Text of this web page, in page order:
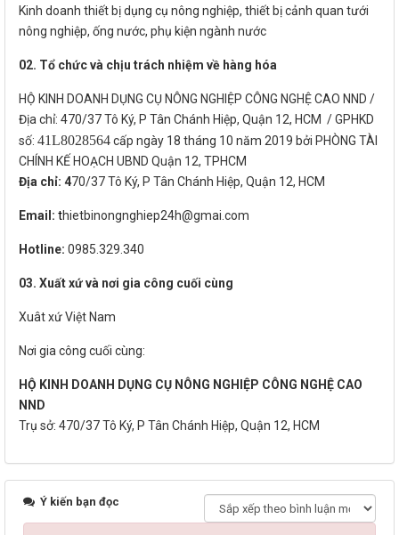
Kinh doanh thiết bị dụng cụ nông nghiệp, thiết bị cảnh quan tưới
nông nghiệp, ống nước, phụ kiện ngành nước
02. Tổ chức và chịu trách nhiệm về hàng hóa
HỘ KINH DOANH DỤNG CỤ NÔNG NGHIỆP CÔNG NGHỆ CAO NND /
Địa chỉ: 470/37 Tô Ký, P Tân Chánh Hiệp, Quận 12, HCM / GPHKD
số: 41L8028564cấp ngày 18 tháng 10 năm 2019 bởi PHÒNG TÀI
CHÍNH KẾ HOẠCH UBND Quận 12, TPHCM
Địa chỉ: 470/37 Tô Ký, P Tân Chánh Hiệp, Quận 12, HCM
Email: thietbinongnghiep24h@gmai.com
Hotline: 0985.329.340
03. Xuất xứ và nơi gia công cuối cùng
Xuât xứ Việt Nam
Nơi gia công cuối cùng:
HỘ KINH DOANH DỤNG CỤ NÔNG NGHIỆP CÔNG NGHỆ CAO
NND
Trụ sở: 470/37 Tô Ký, P Tân Chánh Hiệp, Quận 12, HCM
Ý kiến bạn đọc